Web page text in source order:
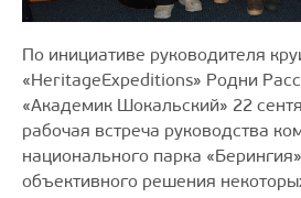
По инициативе руководителя
«HeritageExpeditions» Родни
«Академик Шокальский» 22
рабочая встреча руководства
национального парка
объективного решения